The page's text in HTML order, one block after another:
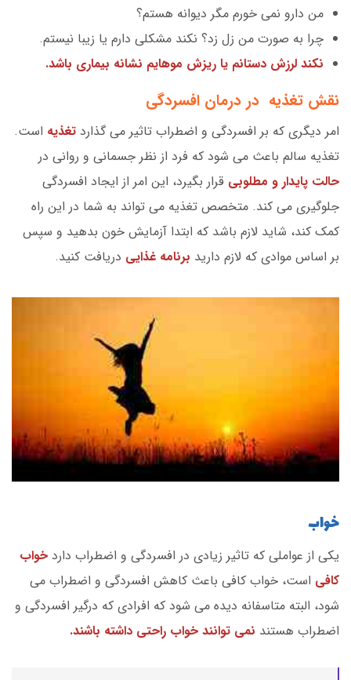
من دارو نمی خورم مگر دیوانه هستم؟
چرا به صورت من زل زد؟ نکند مشکلی دارم یا زیبا نیستم.
نکند لرزش دستانم یا ریزش موهایم نشانه بیماری باشد.
نقش تغذیه در درمان افسردگی
امر دیگری که بر افسردگی و اضطراب تاثیر می گذارد تغذیه است.
تغذیه سالم باعث می شود که فرد از نظر جسمانی و روانی در
حالت پایدار و مطلوبی قرار بگیرد، این امر از ایجاد افسردگی
جلوگیری می کند. متخصص تغذیه می تواند به شما در این راه
کمک کند، شاید لازم باشد که ابتدا آزمایش خون بدهید و سپس
بر اساس موادی که لازم دارید برنامه غذایی دریافت کنید.
خواب
یکی از عواملی که تاثیر زیادی در افسردگی و اضطراب دارد خواب
کافی است، خواب کافی باعث کاهش افسردگی و اضطراب می
شود، البته متاسفانه دیده می شود که افرادی که درگیر افسردگی و
اضطراب هستند نمی توانند خواب راحتی داشته باشند.